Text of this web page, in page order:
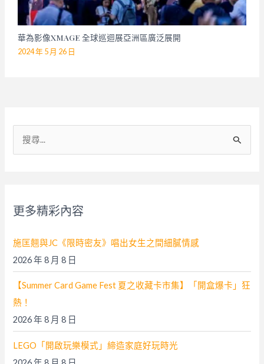
華為影像XMAGE 全球巡迴展亞洲區廣泛展開
2024 年 5 月 26 日
:
更多精彩內容
施匡翹與JC《限時密友》唱出女生之間細膩情感
2026 年 8 月 8 日
【Summer Card Game Fest 夏之收藏卡市集】「開盒爆卡」狂
熱！
2026 年 8 月 8 日
LEGO「開啟玩樂模式」締造家庭好玩時光